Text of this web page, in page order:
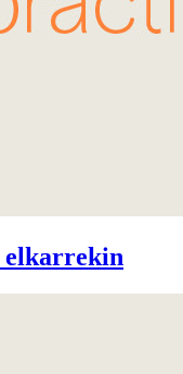
elkarrekin